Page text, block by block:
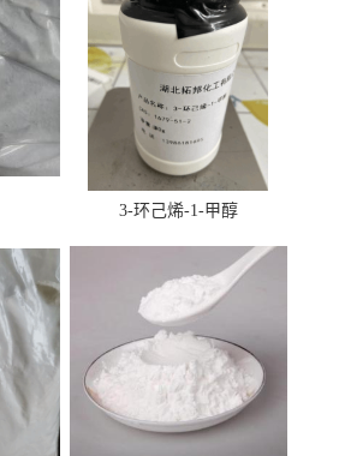
3-环己烯-1-甲醇